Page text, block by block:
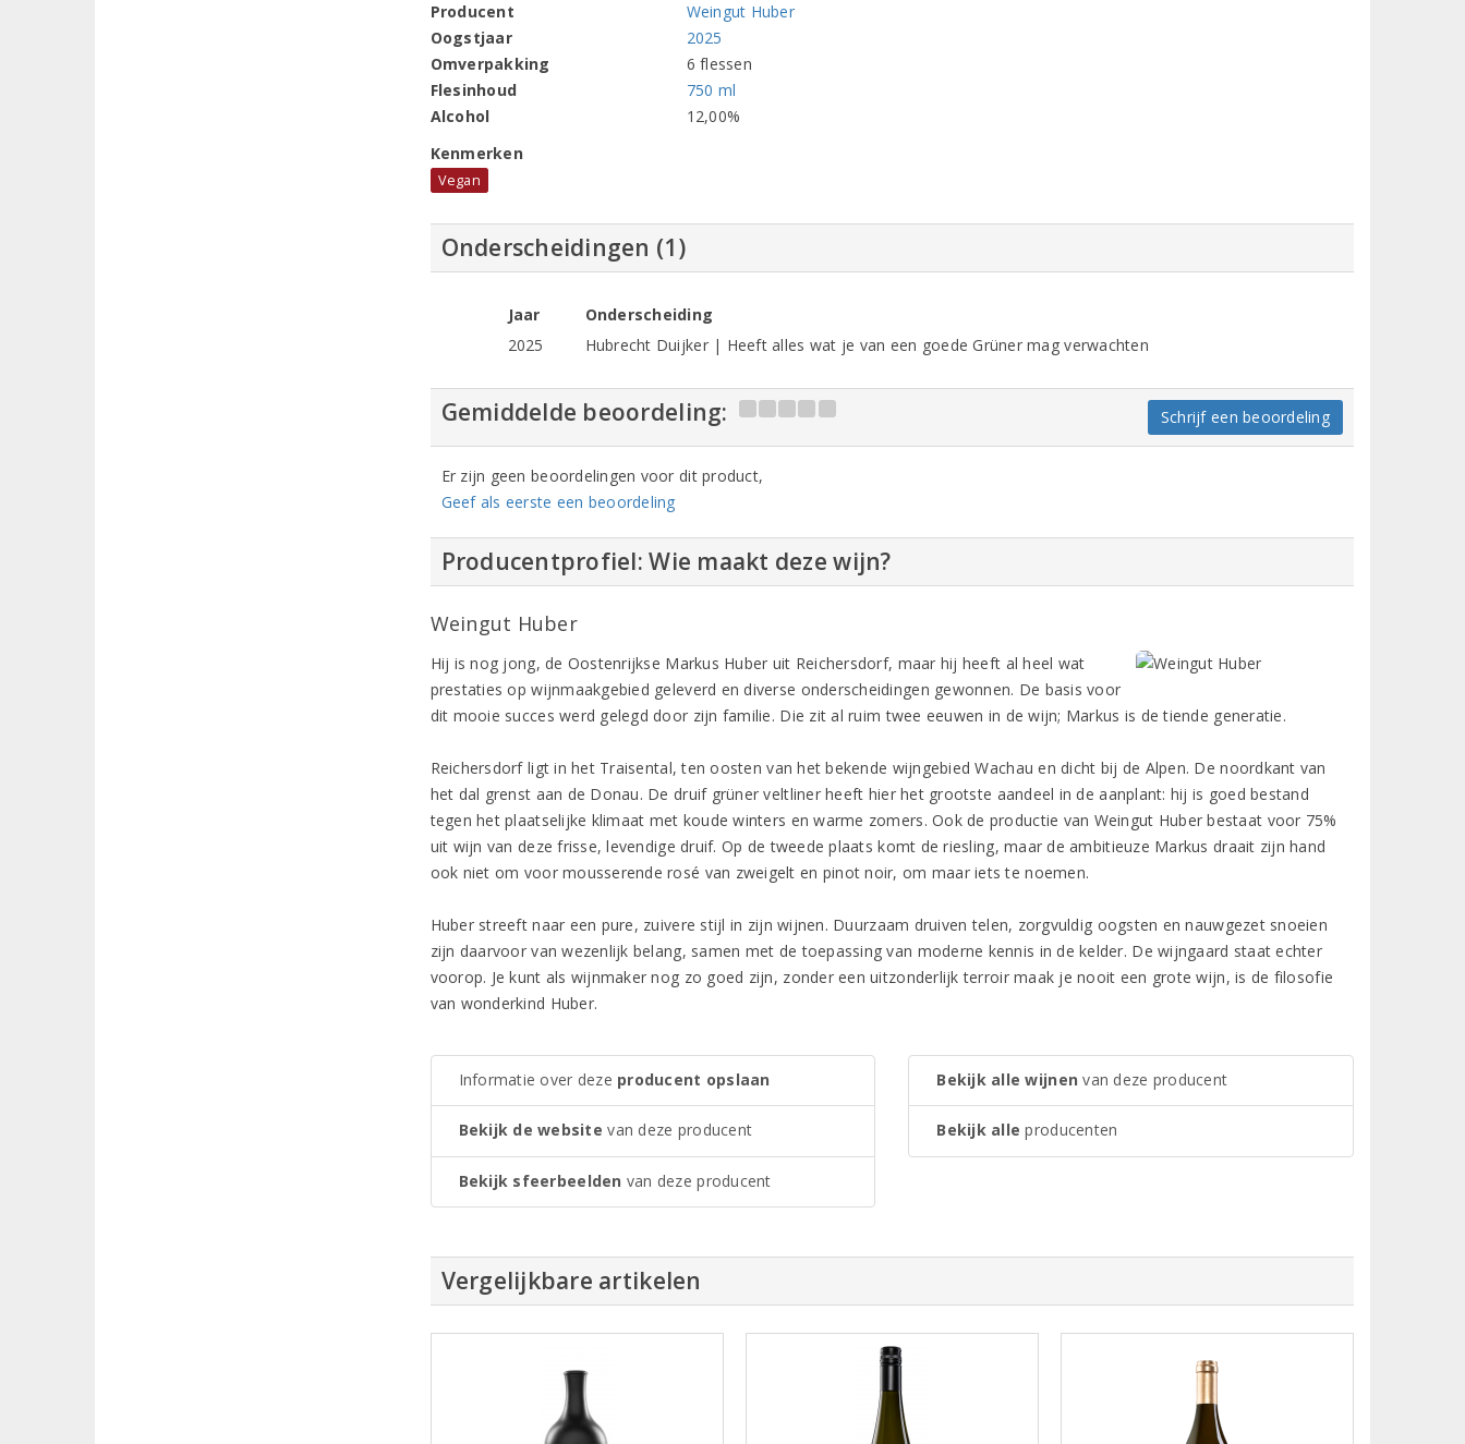
Producent
Weingut Huber
Oogstjaar
2025
Omverpakking
6 flessen
Flesinhoud
750 ml
Alcohol
12,00%
Kenmerken
Vegan
Onderscheidingen (1)
Jaar
Onderscheiding
2025
Hubrecht Duijker | Heeft alles wat je van een goede Grüner mag verwachten
Gemiddelde beoordeling: Schrijf een beoordeling
Er zijn geen beoordelingen voor dit product,
Geef als eerste een beoordeling
Producentprofiel: Wie maakt deze wijn?
Weingut Huber
Hij is nog jong, de Oostenrijkse Markus Huber uit Reichersdorf, maar hij heeft al heel wat
prestaties op wijnmaakgebied geleverd en diverse onderscheidingen gewonnen. De basis voor
dit mooie succes werd gelegd door zijn familie. Die zit al ruim twee eeuwen in de wijn; Markus is de tiende generatie.
Reichersdorf ligt in het Traisental, ten oosten van het bekende wijngebied Wachau en dicht bij de Alpen. De noordkant van
het dal grenst aan de Donau. De druif grüner veltliner heeft hier het grootste aandeel in de aanplant: hij is goed bestand
tegen het plaatselijke klimaat met koude winters en warme zomers. Ook de productie van Weingut Huber bestaat voor 75%
uit wijn van deze frisse, levendige druif. Op de tweede plaats komt de riesling, maar de ambitieuze Markus draait zijn hand
ook niet om voor mousserende rosé van zweigelt en pinot noir, om maar iets te noemen.
Huber streeft naar een pure, zuivere stijl in zijn wijnen. Duurzaam druiven telen, zorgvuldig oogsten en nauwgezet snoeien
zijn daarvoor van wezenlijk belang, samen met de toepassing van moderne kennis in de kelder. De wijngaard staat echter
voorop. Je kunt als wijnmaker nog zo goed zijn, zonder een uitzonderlijk terroir maak je nooit een grote wijn, is de filosofie
van wonderkind Huber.
Informatie over deze producent opslaan
Bekijk de website van deze producent
Bekijk sfeerbeelden van deze producent
Bekijk alle wijnen van deze producent
Bekijk alle producenten
Vergelijkbare artikelen